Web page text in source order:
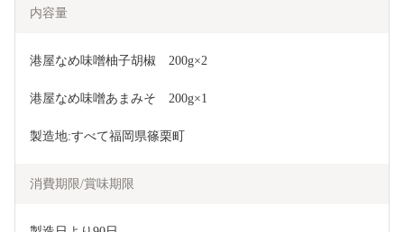
内容量
港屋なめ味噌柚子胡椒　200g×2
港屋なめ味噌あまみそ　200g×1
製造地:すべて福岡県篠栗町
消費期限/賞味期限